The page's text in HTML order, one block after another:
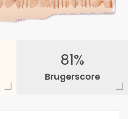
81%
Brugerscore